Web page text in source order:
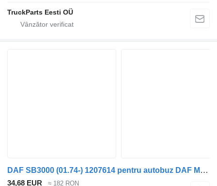
TruckParts Eesti OÜ
DAF SB3000 (01.74-) 1207614 pentru autobuz DAF MB, B, FHD, EOS, DB, SB Bus (1970-2001)
34,68 EUR ≈ 182 RON